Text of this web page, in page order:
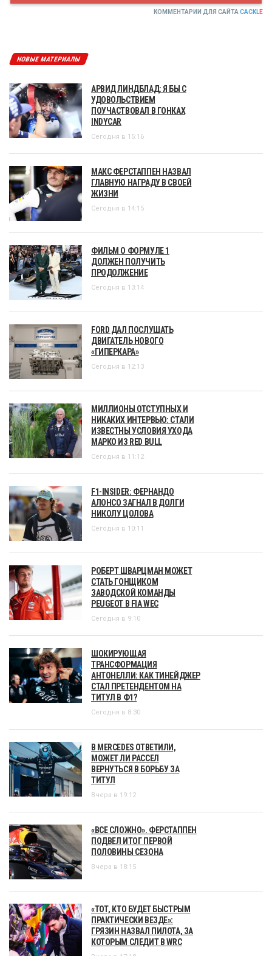
КОММЕНТАРИИ ДЛЯ САЙТАCACKLE
НОВЫЕ МАТЕРИАЛЫ
АРВИД ЛИНДБЛАД: Я БЫ С
УДОВОЛЬСТВИЕМ
ПОУЧАСТВОВАЛ В ГОНКАХ
INDYCAR
Сегодня в 15:16
МАКС ФЕРСТАППЕН НАЗВАЛ
ГЛАВНУЮ НАГРАДУ В СВОЕЙ
ЖИЗНИ
Сегодня в 14:15
ФИЛЬМ О ФОРМУЛЕ 1
ДОЛЖЕН ПОЛУЧИТЬ
ПРОДОЛЖЕНИЕ
Сегодня в 13:14
FORD ДАЛ ПОСЛУШАТЬ
ДВИГАТЕЛЬ НОВОГО
«ГИПЕРКАРА»
Сегодня в 12:13
МИЛЛИОНЫ ОТСТУПНЫХ И
НИКАКИХ ИНТЕРВЬЮ: СТАЛИ
ИЗВЕСТНЫ УСЛОВИЯ УХОДА
МАРКО ИЗ RED BULL
Сегодня в 11:12
F1-INSIDER: ФЕРНАНДО
АЛОНСО ЗАГНАЛ В ДОЛГИ
НИКОЛУ ЦОЛОВА
Сегодня в 10:11
РОБЕРТ ШВАРЦМАН МОЖЕТ
СТАТЬ ГОНЩИКОМ
ЗАВОДСКОЙ КОМАНДЫ
PEUGEOT В FIA WEC
Сегодня в 9:10
ШОКИРУЮЩАЯ
ТРАНСФОРМАЦИЯ
АНТОНЕЛЛИ: КАК ТИНЕЙДЖЕР
СТАЛ ПРЕТЕНДЕНТОМ НА
ТИТУЛ В Ф1?
Сегодня в 8:30
В MERCEDES ОТВЕТИЛИ,
МОЖЕТ ЛИ РАССЕЛ
ВЕРНУТЬСЯ В БОРЬБУ ЗА
ТИТУЛ
Вчера в 19:12
«ВСЕ СЛОЖНО». ФЕРСТАППЕН
ПОДВЕЛ ИТОГ ПЕРВОЙ
ПОЛОВИНЫ СЕЗОНА
Вчера в 18:15
«ТОТ, КТО БУДЕТ БЫСТРЫМ
ПРАКТИЧЕСКИ ВЕЗДЕ»:
ГРЯЗИН НАЗВАЛ ПИЛОТА, ЗА
КОТОРЫМ СЛЕДИТ В WRC